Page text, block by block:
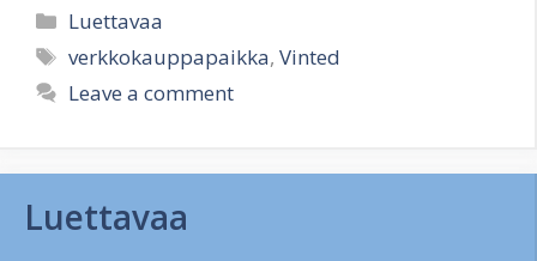
Categories
Luettavaa
Tags
verkkokauppapaikka,Vinted
Leave a comment
Luettavaa